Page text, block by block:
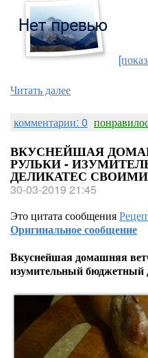
Читать далее
комментарии: 0
ВКУСНЕЙШАЯ
РУЛЬКИ -
ДЕЛИКАТЕС
30-03-2019 21:45
Это цитата сообщения
Оригинальное сообщение
Вкуснейшая домашняя
изумительный бюджетный